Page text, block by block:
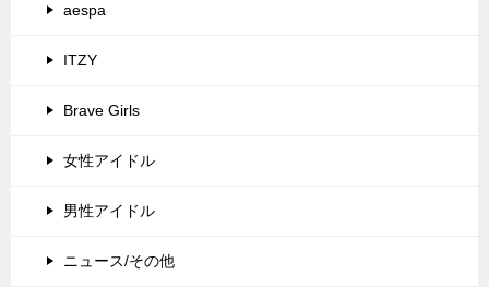
aespa
ITZY
Brave Girls
女性アイドル
男性アイドル
ニュース/その他